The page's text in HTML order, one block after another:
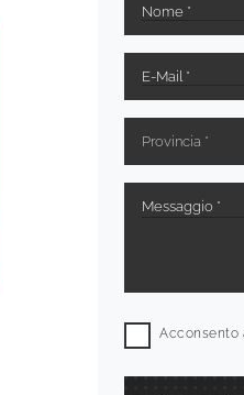
Acconsento